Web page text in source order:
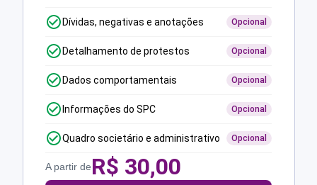
Dívidas, negativas e anotações Opcional
Detalhamento de protestos Opcional
Dados comportamentais Opcional
Informações do SPC Opcional
Quadro societário e administrativo Opcional
A partir deR$ 30,00